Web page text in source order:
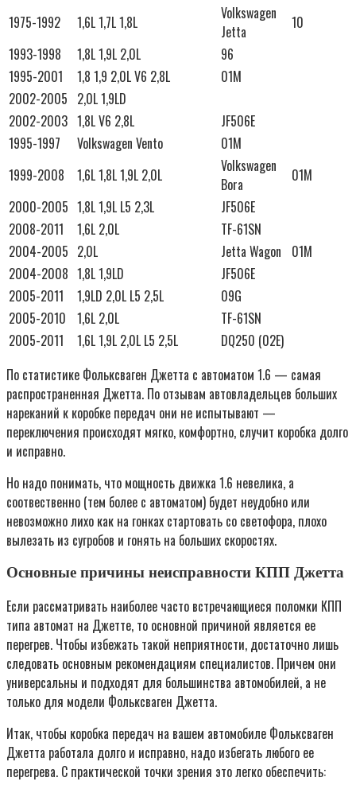
1975-1992
1,6L 1,7L 1,8L
Volkswagen
Jetta
10
1993-1998
1,8L 1,9L 2,0L
96
1995-2001
1,8 1,9 2,0L V6 2,8L
01M
2002-2005 2,0L 1,9LD
2002-2003 1,8L V6 2,8L
JF506E
1995-1997
Volkswagen Vento
01M
1999-2008
1,6L 1,8L 1,9L 2,0L
Volkswagen
Bora
01M
2000-2005 1,8L 1,9L L5 2,3L
JF506E
2008-2011
1,6L 2,0L
TF-61SN
2004-2005 2,0L Jetta Wagon
01M
2004-2008 1,8L 1,9LD
JF506E
2005-2011
1,9LD 2,0L L5 2,5L
09G
2005-2010
1,6L 2,0L
TF-61SN
2005-2011
1,6L 1,9L 2,0L L5 2,5L
DQ250 (02E)
По статистике Фольксваген Джетта с автоматом 1.6 — самая
распространенная Джетта. По отзывам автовладельцев больших
нареканий к коробке передач они не испытывают —
переключения происходят мягко, комфортно, случит коробка долго
и исправно.
Но надо понимать, что мощность движка 1.6 невелика, а
соотвественно (тем более с автоматом) будет неудобно или
невозможно лихо как на гонках стартовать со светофора, плохо
вылезать из сугробов и гонять на больших скоростях.
Основные причины неисправности КПП Джетта
Если рассматривать наиболее часто встречающиеся поломки КПП
типа автомат на Джетте, то основной причиной является ее
перегрев. Чтобы избежать такой неприятности, достаточно лишь
следовать основным рекомендациям специалистов. Причем они
универсальны и подходят для большинства автомобилей, а не
только для модели Фольксваген Джетта.
Итак, чтобы коробка передач на вашем автомобиле Фольксваген
Джетта работала долго и исправно, надо избегать любого ее
перегрева. С практической точки зрения это легко обеспечить: